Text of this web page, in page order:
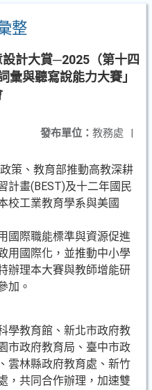
整
設計大賞─2025（第十四
彙與聽寫說能力大賽」
發布單位： 教務處 |
策、教育部推動高教深耕
計畫(BEST)及十二年國民
校工業教育學系與美國
國際職能標準與資源促進
用國際化，並推動中小學
辦理本大賽與教師增能研
加。
學教育館、新北市政府教
市政府教育局、臺中市政
雲林縣政府教育處、新竹
，共同合作辦理，加速雙